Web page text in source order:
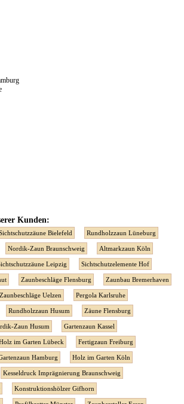
Kunden:
Bielefeld Rundholzzaun Lüneburg
Nordik-Zaun Braunschweig Altmarkzaun Köln
Leipzig Sichtschutzelemente Hof
Zaunbeschläge Flensburg Zaunbau Bremerhaven
Zaunbeschläge Uelzen Pergola Karlsruhe
Rundholzzaun Husum Zäune Flensburg
Zaun Husum Gartenzaun Kassel
im Garten Lübeck Fertigzaun Freiburg
Hamburg Holz im Garten Köln
Kesseldruck Imprägnierung Braunschweig
Konstruktionshölzer Gifhorn